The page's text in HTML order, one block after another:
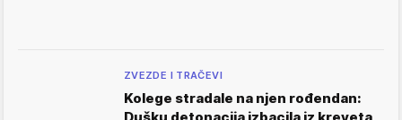
ZVEZDE I TRAČEVI
Kolege stradale na njen rođendan: